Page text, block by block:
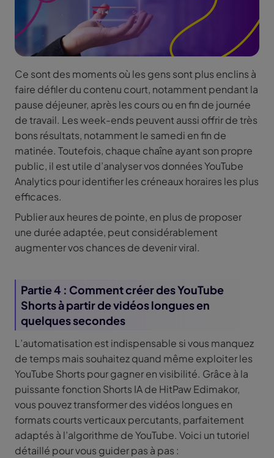
Ce sont des moments où les gens sont plus enclins à
faire défiler du contenu court, notamment pendant la
pause déjeuner, après les cours ou en fin de journée
de travail. Les week-ends peuvent aussi offrir de très
bons résultats, notamment le samedi en fin de
matinée. Toutefois, chaque chaîne ayant son propre
public, il est utile d’analyser vos données YouTube
Analytics pour identifier les créneaux horaires les plus
efficaces.
Publier aux heures de pointe, en plus de proposer
une durée adaptée, peut considérablement
augmenter vos chances de devenir viral.
Partie 4 : Comment créer des YouTube
Shorts à partir de vidéos longues en
quelques secondes
L’automatisation est indispensable si vous manquez
de temps mais souhaitez quand même exploiter les
YouTube Shorts pour gagner en visibilité. Grâce à la
puissante fonction Shorts IA de HitPaw Edimakor,
vous pouvez transformer des vidéos longues en
formats courts verticaux percutants, parfaitement
adaptés à l’algorithme de YouTube. Voici un tutoriel
détaillé pour vous guider pas à pas :